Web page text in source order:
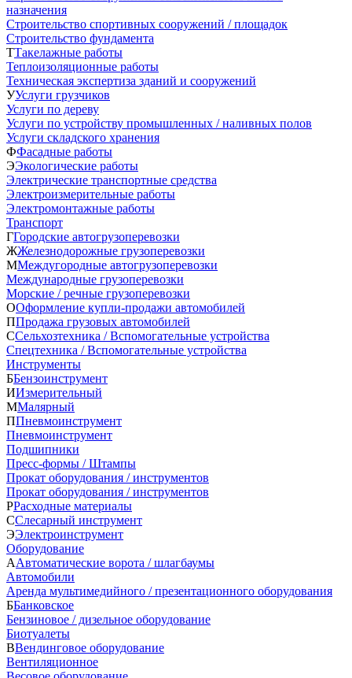
назначения
Строительство спортивных сооружений / площадок
Строительство фундамента
ТТакелажные работы
Теплоизоляционные работы
Техническая экспертиза зданий и сооружений
УУслуги грузчиков
Услуги по дереву
Услуги по устройству промышленных / наливных полов
Услуги складского хранения
ФФасадные работы
ЭЭкологические работы
Электрические транспортные средства
Электроизмерительные работы
Электромонтажные работы
Транспорт
ГГородские автогрузоперевозки
ЖЖелезнодорожные грузоперевозки
ММеждугородные автогрузоперевозки
Международные грузоперевозки
Морские / речные грузоперевозки
ООформление купли-продажи автомобилей
ППродажа грузовых автомобилей
ССельхозтехника / Вспомогательные устройства
Спецтехника / Вспомогательные устройства
Инструменты
ББензоинструмент
ИИзмерительный
ММалярный
ППневмоинструмент
Пневмоинструмент
Подшипники
Пресс-формы / Штампы
Прокат оборудования / инструментов
Прокат оборудования / инструментов
РРасходные материалы
ССлесарный инструмент
ЭЭлектроинструмент
Оборудование
ААвтоматические ворота / шлагбаумы
Автомобили
Аренда мультимедийного / презентационного оборудования
ББанковское
Бензиновое / дизельное оборудование
Биотуалеты
ВВендинговое оборудование
Вентиляционное